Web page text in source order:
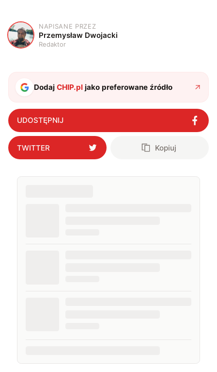
P
NAPISANE PRZEZ
Przemysław Dwojacki
Redaktor
DodajCHIP.pl jako preferowane źródło
UDOSTĘPNIJ
TWITTER Kopiuj